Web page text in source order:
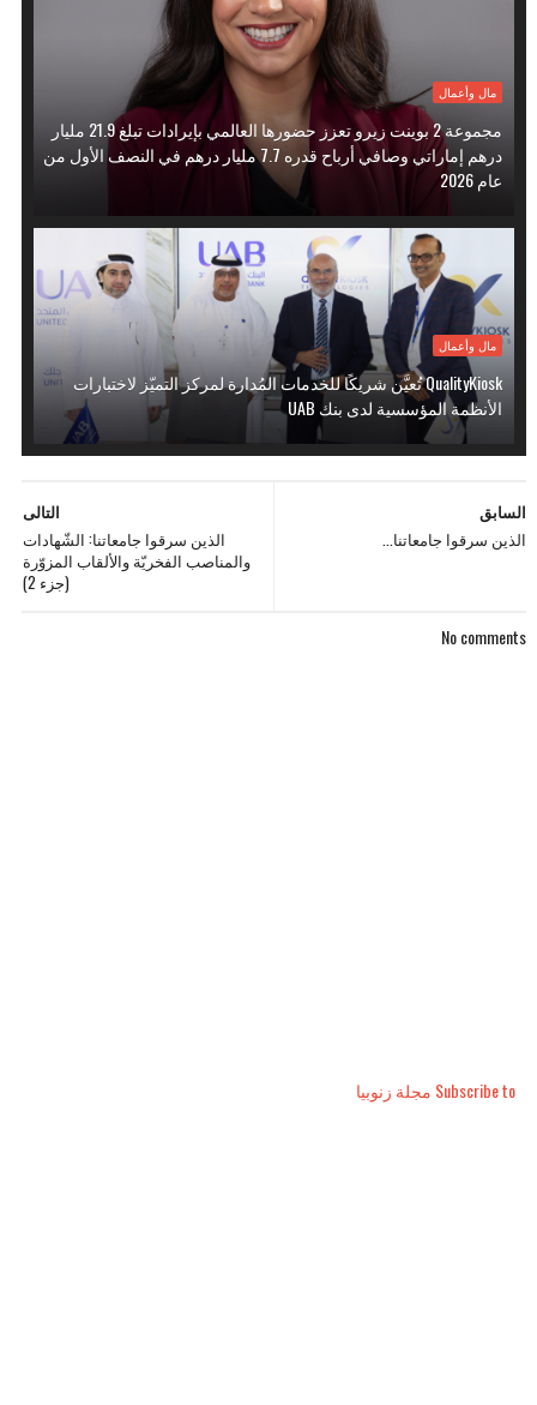
مال وأعمال
مجموعة 2 بوينت زيرو تعزز حضورها العالمي بإيرادات تبلغ 21.9 مليار
درهم إماراتي وصافي أرباح قدره 7.7 مليار درهم في النصف الأول من
عام 2026
مال وأعمال
QualityKiosk تُعيَّن شريكًا للخدمات المُدارة لمركز التميّز لاختبارات
الأنظمة المؤسسية لدى بنك UAB
السابق
الذين سرقوا جامعاتنا...
التالى
الذين سرقوا جامعاتنا: الشّهادات
والمناصب الفخريّة والألقاب المزوّرة
(جزء 2)
No comments
Subscribe to مجلة زنوبيا